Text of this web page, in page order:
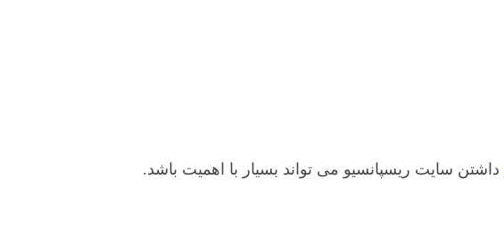
داشتن سایت ریسپانسیو می تواند بسیار با اهمیت باشد.